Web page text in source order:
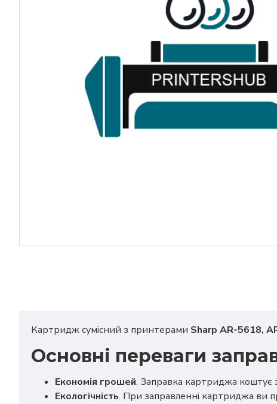
Картридж сумісний з принтерами Sharp AR-5618,
Основні переваги
Економія грошей. Заправка картриджа коштує
Екологічність. При заправленні картриджа ви